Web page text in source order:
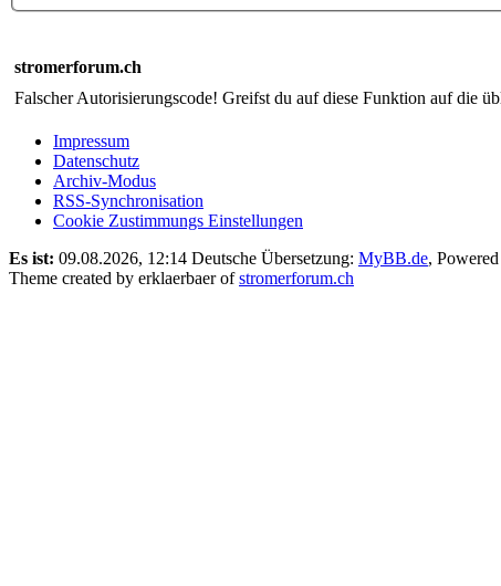
stromerforum.ch
Falscher Autorisierungscode! Greifst du auf diese Funktion auf die
Impressum
Datenschutz
Archiv-Modus
RSS-Synchronisation
Cookie Zustimmungs Einstellungen
Es ist: 09.08.2026, 12:14 Deutsche Übersetzung: MyBB.de,
Theme created by erklaerbaer ofstromerforum.ch